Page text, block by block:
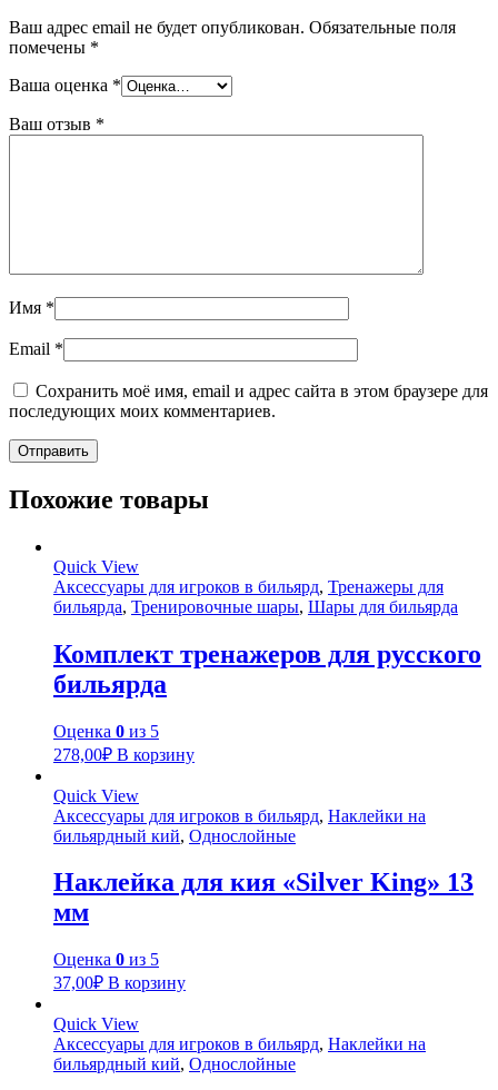
Ваш адрес email не будет опубликован. Обязательные поля
помечены *
Ваша оценка *
Ваш отзыв *
Имя *
Email *
Сохранить моё имя, email и адрес сайта в этом браузере для
последующих моих комментариев.
Похожие товары
Quick View
Аксессуары для игроков в бильярд, Тренажеры для
бильярда, Тренировочные шары, Шары для бильярда
Комплект тренажеров для русского
бильярда
Оценка 0 из 5
278,00₽ В корзину
Quick View
Аксессуары для игроков в бильярд, Наклейки на
бильярдный кий, Однослойные
Наклейка для кия «Silver King» 13
мм
Оценка 0 из 5
37,00₽ В корзину
Quick View
Аксессуары для игроков в бильярд, Наклейки на
бильярдный кий, Однослойные